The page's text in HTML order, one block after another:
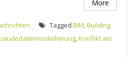
More
Tagged BIM,Building
,Konflikt am